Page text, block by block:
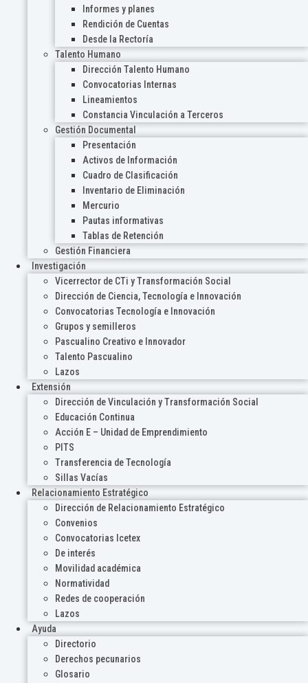
Informes y planes
Rendición de Cuentas
Desde la Rectoría
Talento Humano
Dirección Talento Humano
Convocatorias Internas
Lineamientos
Constancia Vinculación a Terceros
Gestión Documental
Presentación
Activos de Información
Cuadro de Clasificación
Inventario de Eliminación
Mercurio
Pautas informativas
Tablas de Retención
Gestión Financiera
Investigación
Vicerrector de CTi y Transformación Social
Dirección de Ciencia, Tecnología e Innovación
Convocatorias Tecnología e Innovación
Grupos y semilleros
Pascualino Creativo e Innovador
Talento Pascualino
Lazos
Extensión
Dirección de Vinculación y Transformación Social
Educación Continua
Acción E – Unidad de Emprendimiento
PITS
Transferencia de Tecnología
Sillas Vacías
Relacionamiento Estratégico
Dirección de Relacionamiento Estratégico
Convenios
Convocatorias Icetex
De interés
Movilidad académica
Normatividad
Redes de cooperación
Lazos
Ayuda
Directorio
Derechos pecunarios
Glosario